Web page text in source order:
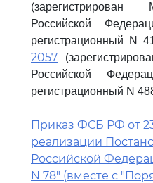
(зарегистрирован
Российской
регистрационный N
2057
Российской
регистрационный N
Приказ ФСБ РФ от
реализации
Российской
N 78" (вместе с